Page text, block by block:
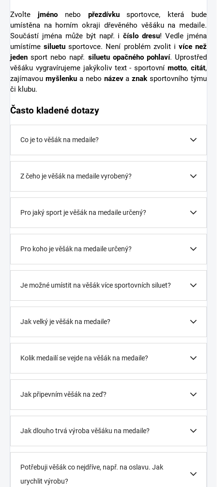
Zvolte jménonebo přezdívkusportovce, která bude
umístěna na horním okraji dřevěného věšáku na medaile.
Součástí jména může být např. ičíslo dresu! Vedle jména
umístímesiluetu sportovce. Není problém zvolit i více než
jeden sport nebo např. siluetu opačného pohlaví. Uprostřed
věšáku vygravírujeme jakýkoliv text - sportovnímotto,citát,
zajímavou myšlenkua nebo názevaznak sportovního týmu
či klubu.
Často kladené dotazy
Co je to věšák na medaile?
Z čeho je věšák na medaile vyrobený?
Pro jaký sport je věšák na medaile určený?
Pro koho je věšák na medaile určený?
Je možné umístit na věšák více sportovních siluet?
Jak velký je věšák na medaile?
Kolik medailí se vejde na věšák na medaile?
Jak připevním věšák na zeď?
Jak dlouho trvá výroba věšáku na medaile?
Potřebuji věšák co nejdříve, např. na oslavu. Jak
urychlit výrobu?